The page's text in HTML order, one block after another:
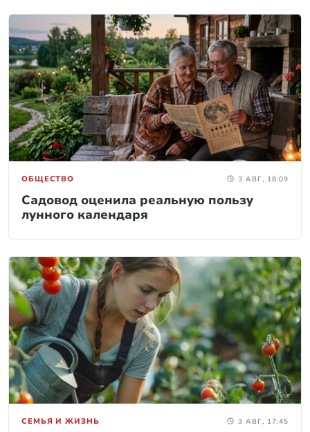
ОБЩЕСТВО 3 АВГ, 18:09
Садовод оценила реальную пользу
лунного календаря
СЕМЬЯ И ЖИЗНЬ 3 АВГ, 17:45